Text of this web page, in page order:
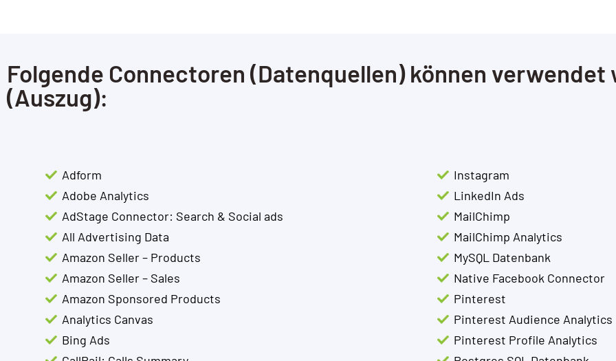
Folgende Connectoren (Datenquellen) können verwendet
(Auszug):
Adform
Adobe Analytics
AdStage Connector: Search & Social ads
All Advertising Data
Amazon Seller – Products
Amazon Seller – Sales
Amazon Sponsored Products
Analytics Canvas
Bing Ads
Instagram
LinkedIn Ads
MailChimp
MailChimp Analytics
MySQL Datenbank
Native Facebook Connector
Pinterest
Pinterest Audience Analytics
Pinterest Profile Analytics